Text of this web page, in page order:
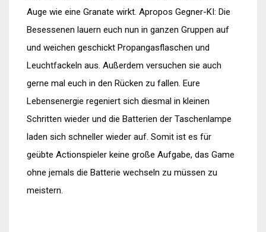
Auge wie eine Granate wirkt. Apropos Gegner-KI: Die
Besessenen lauern euch nun in ganzen Gruppen auf
und weichen geschickt Propangasflaschen und
Leuchtfackeln aus. Außerdem versuchen sie auch
gerne mal euch in den Rücken zu fallen. Eure
Lebensenergie regeniert sich diesmal in kleinen
Schritten wieder und die Batterien der Taschenlampe
laden sich schneller wieder auf. Somit ist es für
geübte Actionspieler keine große Aufgabe, das Game
ohne jemals die Batterie wechseln zu müssen zu
meistern.